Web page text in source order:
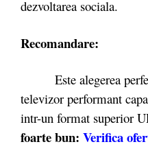
dezvoltarea sociala.
Recomandare:
Este alegerea
televizor performant
intr-un format superior
foarte bun: Verifica